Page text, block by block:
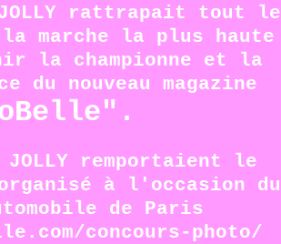
JOLLY rattrapait tout le
marche la plus haute
la championne et la
du nouveau magazine
remportaient le
à l'occasion du
de Paris
concours-photo/